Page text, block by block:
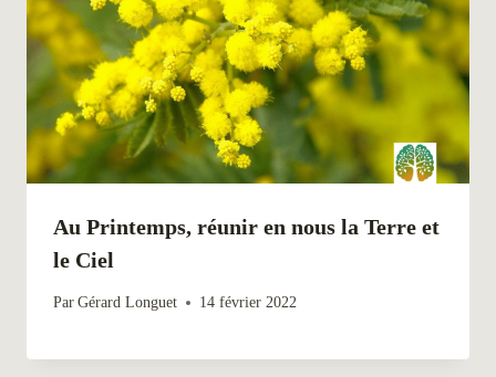
Au Printemps, réunir en nous la Terre et
le Ciel
Par Gérard Longuet 14 février 2022